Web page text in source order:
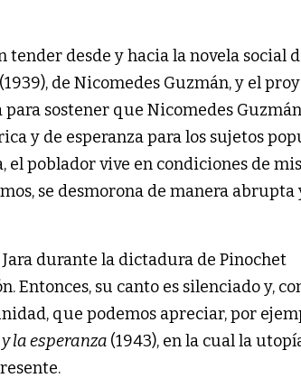
desde y hacia la novela social
(1939), de Nicomedes Guzmán, y el
sostener que Nicomedes
y de esperanza para los sujetos
el poblador vive en condiciones de
se desmorona de manera abrupta
durante la dictadura de Pinochet
Entonces, su canto es silenciado y,
que podemos apreciar, por
la esperanza (1943), en la cual la